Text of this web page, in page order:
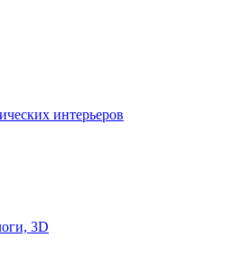
интерьеров
3D